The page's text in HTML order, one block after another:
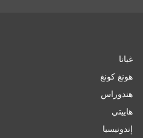
غيانا
هونغ كونغ
هندوراس
هاييتي
إندونيسيا